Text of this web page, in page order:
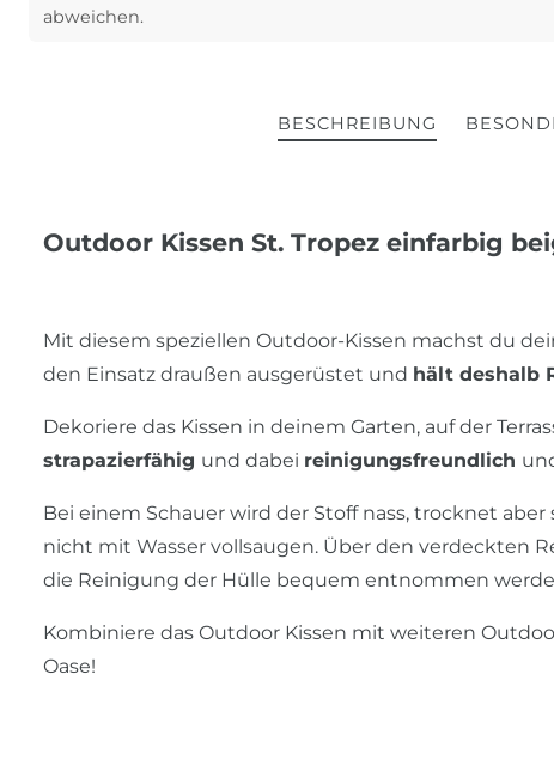
abweichen.
BESCHREIBUNG
Outdoor Kissen St. Tropez einfarbig
Mit diesem speziellen Outdoor-Kissen machst du
den Einsatz draußen ausgerüstet und hält deshalb
Dekoriere das Kissen in deinem Garten, auf der
strapazierfähig und dabei reinigungsfreundlich
Bei einem Schauer wird der Stoff nass, trocknet
nicht mit Wasser vollsaugen. Über den verdeckten
die Reinigung der Hülle bequem entnommen
Kombiniere das Outdoor Kissen mit weiteren
Oase!